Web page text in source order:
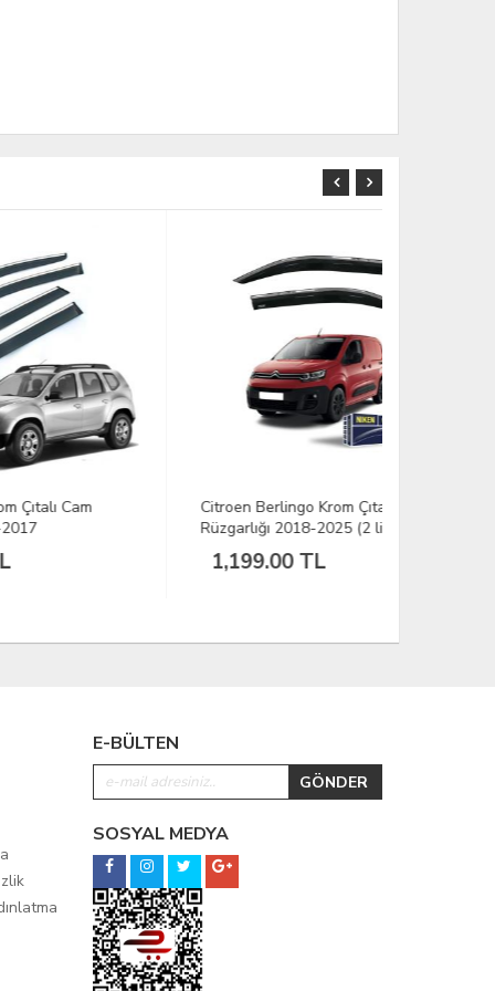
Citroen Berlingo Krom Çıtalı Cam
Rüzgarlığı 2018-2025 (2 li)
1,199.00 TL
E-BÜLTEN
SOSYAL MEDYA